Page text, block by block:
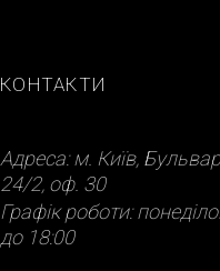
КОНТАКТИ
Адреса: м. Київ,
24/2, оф. 30
Графік роботи:
до 18:00